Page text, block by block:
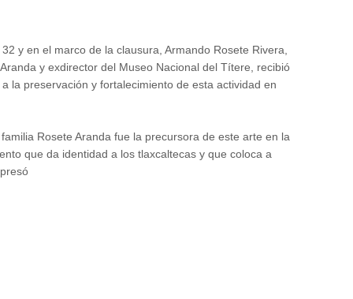
y en el marco de la clausura, Armando Rosete Rivera,
y exdirector del Museo Nacional del Títere, recibió
la preservación y fortalecimiento de esta actividad en
Rosete Aranda fue la precursora de este arte en la
que da identidad a los tlaxcaltecas y que coloca a